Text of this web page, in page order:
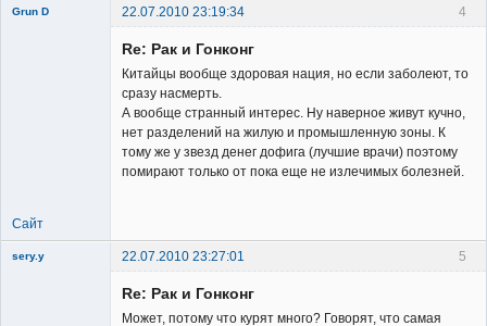
4
Grun D 22.07.2010 23:19:34
Re: Рак и Гонконг
Китайцы вообще здоровая нация, но если заболеют, то
сразу насмерть.
А вообще странный интерес. Ну наверное живут кучно,
нет разделений на жилую и промышленную зоны. К
тому же у звезд денег дофига (лучшие врачи) поэтому
помирают только от пока еще не излечимых болезней.
Сайт
5
sery.y 22.07.2010 23:27:01
Re: Рак и Гонконг
Может, потому что курят много? Говорят, что самая